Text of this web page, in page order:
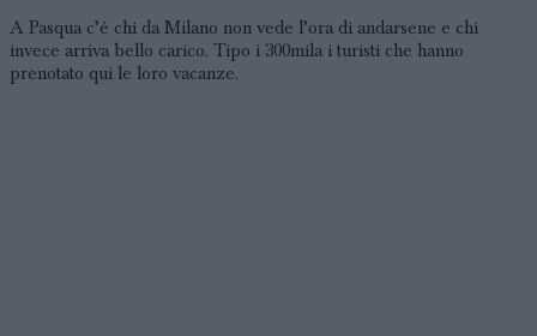
A Pasqua c’è chi da Milano non vede l’ora di andarsene e chi
invece arriva bello carico. Tipo i 300mila i turisti che hanno
prenotato qui le loro vacanze.